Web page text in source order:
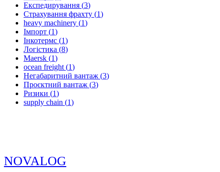
Експедирування (3)
Страхування фрахту (1)
heavy machinery (1)
Імпорт (1)
Інкотермс (1)
Логістика (8)
Maersk (1)
ocean freight (1)
Негабаритний вантаж (3)
Проєктний вантаж (3)
Ризики (1)
supply chain (1)
NOVALOG